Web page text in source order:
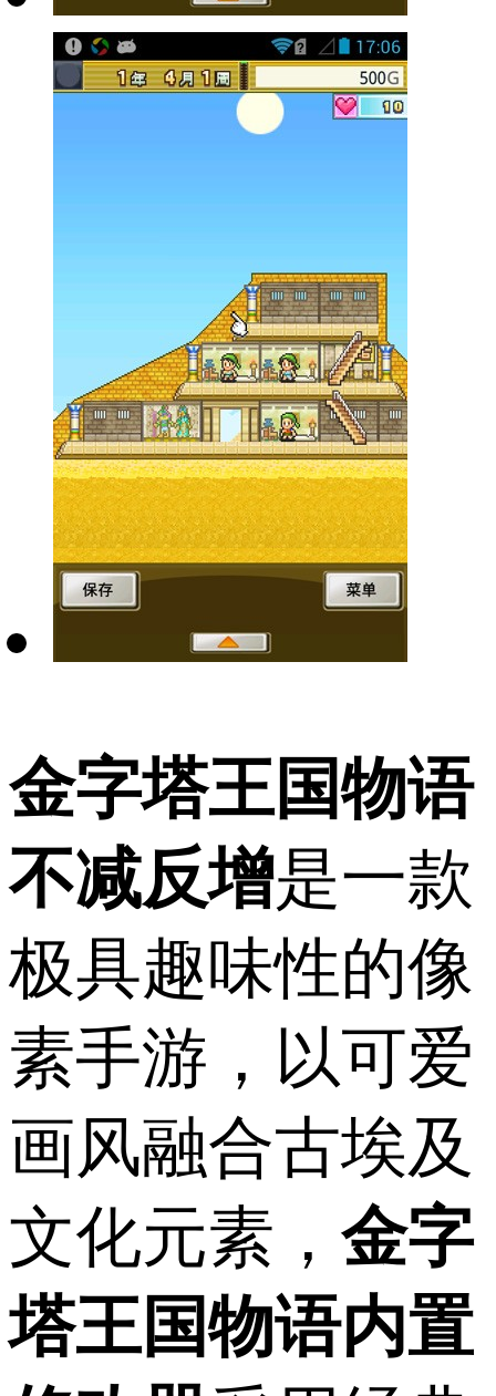
金字塔王国物语
不减反增是一款
极具趣味性的像
素手游，以可爱
画风融合古埃及
文化元素， 金字
塔王国物语内置